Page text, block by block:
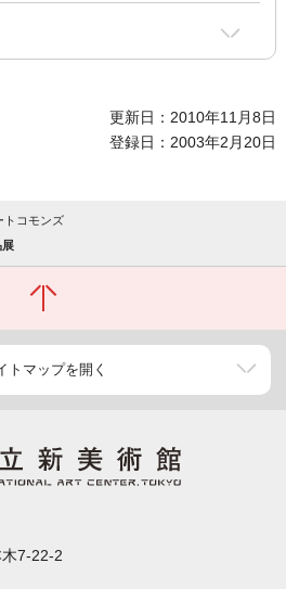
更新日：2010年11月8日
登録日：2003年2月20日
トコモンズ
展
トマップを開く
7-22-2